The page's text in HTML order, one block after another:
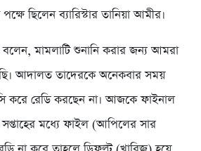
ছিলেন ব্যারিস্টার তানিয়া আমীর।
বলেন, মামলাটি শুনানি করার জন্য আমরা
আদালত তাদেরকে অনেকবার সময়
করে রেডি করছেন না। আজকে ফাইনাল
মধ্যে ফাইল (আপিলের সার